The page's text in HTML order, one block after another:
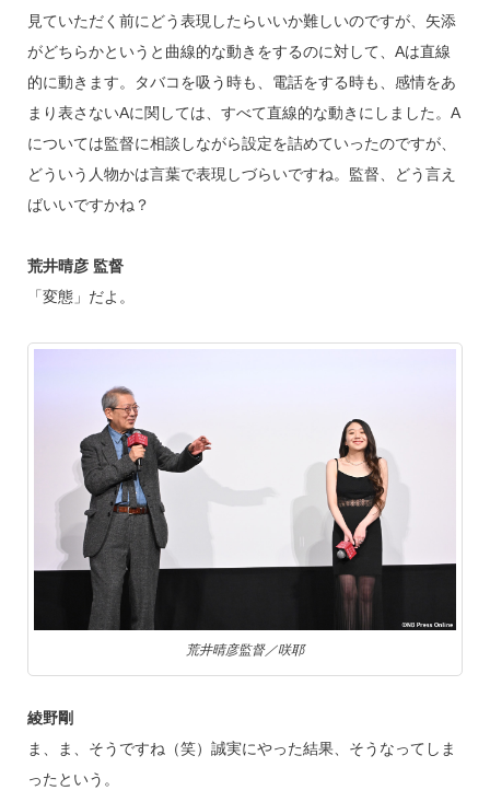
見ていただく前にどう表現したらいいか難しいのですが、矢添
がどちらかというと曲線的な動きをするのに対して、Aは直線
的に動きます。タバコを吸う時も、電話をする時も、感情をあ
まり表さないAに関しては、すべて直線的な動きにしました。A
については監督に相談しながら設定を詰めていったのですが、
どういう人物かは言葉で表現しづらいですね。監督、どう言え
ばいいですかね？
荒井晴彦 監督
「変態」だよ。
荒井晴彦監督／咲耶
綾野剛
ま、ま、そうですね（笑）誠実にやった結果、そうなってしま
ったという。